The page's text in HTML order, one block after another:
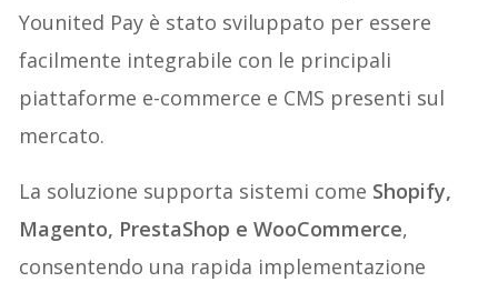
Younited Pay è stato sviluppato per essere
facilmente integrabile con le principali
piattaforme e-commerce e CMS presenti sul
mercato.
La soluzione supporta sistemi come Shopify,
Magento, PrestaShop e WooCommerce,
consentendo una rapida implementazione